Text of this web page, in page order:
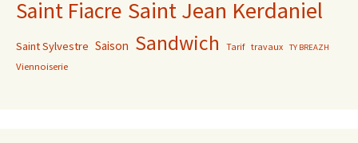
Saint Fiacre Saint Jean Kerdaniel
Saint Sylvestre Saison Sandwich Tarif travaux TY BREAZH
Viennoiserie